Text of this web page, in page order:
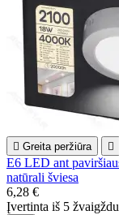
 Greita peržiūra 
E6 LED ant
natūrali šviesa
6,28 €
Įvertinta iš 5